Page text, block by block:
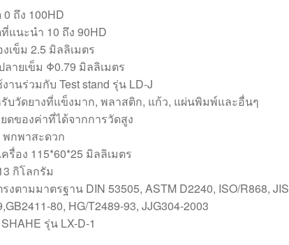
ถึง 100HD
แนะนำ 10 ถึง 90HD
เข็ม 2.5 มิลลิเมตร
ายเข็ม Φ0.79 มิลลิเมตร
านร่วมกับ Test stand รุ่น LD-J
บวัดยางที่แข็งมาก, พลาสติก, แก้ว, แผ่นพิมพ์และอื่นๆ
ดของค่าที่ได้จากการวัดสูง
พกพาสะดวก
รื่อง 115*60*25 มิลลิเมตร
กิโลกรัม
ตามมาตรฐาน DIN 53505, ASTM D2240, ISO/R868,
80, HG/T2489-93, JJG304-2003
รุ่น LX-D-1